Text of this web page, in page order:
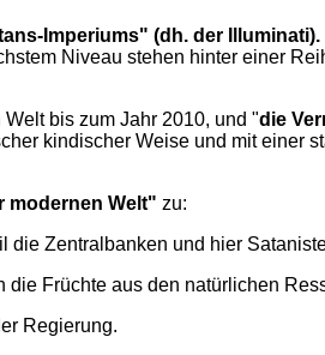
Imperiums" (dh. der Illuminati).
Niveau stehen hinter einer
bis zum Jahr 2010, und "die
kindischer Weise und mit einer
modernen Welt" zu:
Zentralbanken und hier
Früchte aus den natürlichen
Regierung.